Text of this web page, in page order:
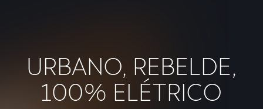
URBANO, REBELDE,
100% ELÉTRICO